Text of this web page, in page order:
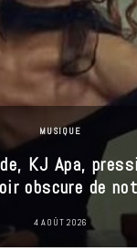
MUSIQUE
KJ Apa,
obscure de
4 AOÛT 2026